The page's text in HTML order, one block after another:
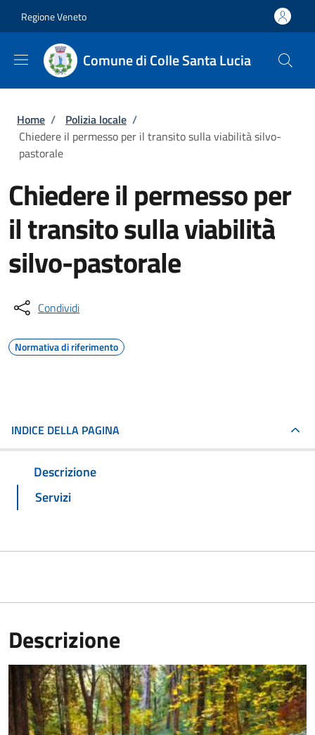
Regione Veneto
Comune di Colle Santa Lucia
Briciole di pane
Home / Polizia locale /
Chiedere il permesso per il transito sulla viabilità silvo-
pastorale
Chiedere il permesso per
il transito sulla viabilità
silvo-pastorale
Condividi
Normativa di riferimento
INDICE DELLA PAGINA
Descrizione
Servizi
Descrizione